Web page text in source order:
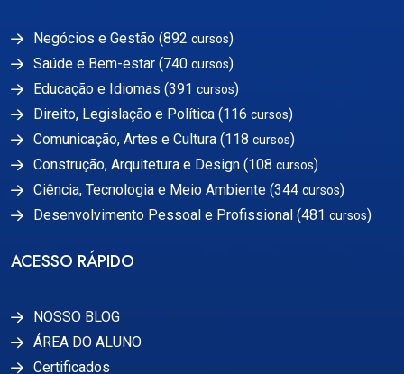
Negócios e Gestão (892 cursos)
Saúde e Bem-estar (740 cursos)
Educação e Idiomas (391 cursos)
Direito, Legislação e Política (116 cursos)
Comunicação, Artes e Cultura (118 cursos)
Construção, Arquitetura e Design (108 cursos)
Ciência, Tecnologia e Meio Ambiente (344 cursos)
Desenvolvimento Pessoal e Profissional (481 cursos)
ACESSO RÁPIDO
NOSSO BLOG
ÁREA DO ALUNO
Certificados